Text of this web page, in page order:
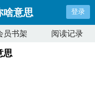
啥意思 登录
员书架 阅读记录
思